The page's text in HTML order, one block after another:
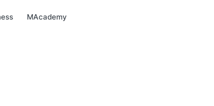
MAcademy